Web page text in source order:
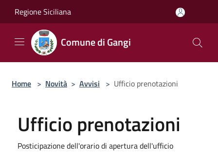
Regione Siciliana
Comune di Gangi
Home > Novità > Avvisi > Ufficio prenotazioni
Ufficio prenotazioni
Posticipazione dell'orario di apertura dell'ufficio